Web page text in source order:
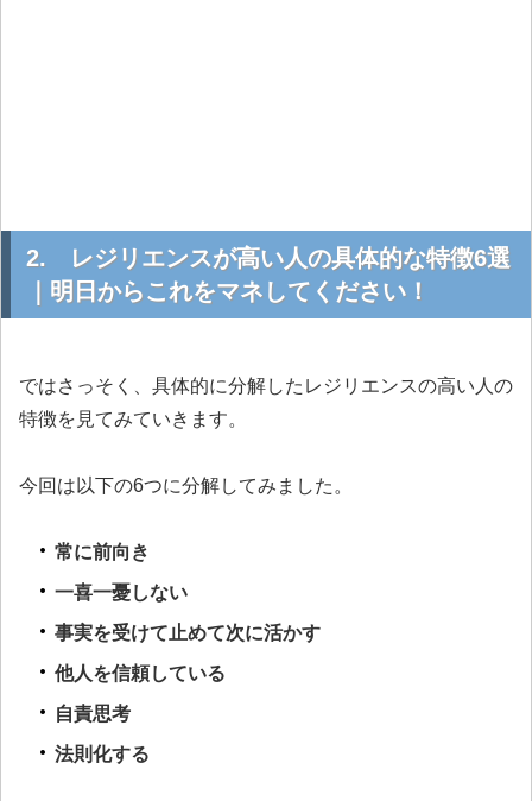
2. レジリエンスが高い人の具体的な特徴6選
｜明日からこれをマネしてください！
ではさっそく、具体的に分解したレジリエンスの高い人の
特徴を見てみていきます。
今回は以下の6つに分解してみました。
常に前向き
一喜一憂しない
事実を受けて止めて次に活かす
他人を信頼している
自責思考
法則化する